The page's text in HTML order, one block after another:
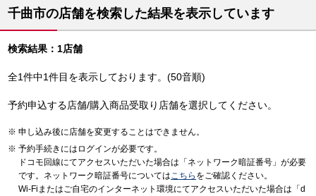
千曲市の店舗を検索した結果を表示しています
検索結果：1店舗
全1件中1件目を表示しております。(50音順)
予約申込する店舗/購入商品受取り店舗を選択してください。
申し込み後に店舗を変更することはできません。
予約手続きにはログインが必要です。
ドコモ回線にてアクセスいただいた場合は「ネットワーク暗証番号」が必要
です。ネットワーク暗証番号についてはこちら をご確認ください。
Wi-Fiまたはご自宅のインターネット環境にてアクセスいただいた場合は「d